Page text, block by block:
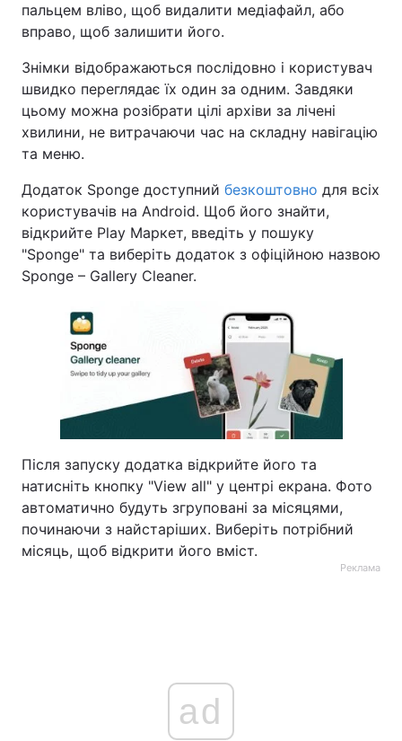
пальцем вліво, щоб видалити медіафайл, або
вправо, щоб залишити його.
Знімки відображаються послідовно і користувач
швидко переглядає їх один за одним. Завдяки
цьому можна розібрати цілі архіви за лічені
хвилини, не витрачаючи час на складну навігацію
та меню.
Додаток Sponge доступний безкоштовно для всіх
користувачів на Android. Щоб його знайти,
відкрийте Play Маркет, введіть у пошуку
"Sponge" та виберіть додаток з офіційною назвою
Sponge – Gallery Cleaner.
Після запуску додатка відкрийте його та
натисніть кнопку "View all" у центрі екрана. Фото
автоматично будуть згруповані за місяцями,
починаючи з найстаріших. Виберіть потрібний
місяць, щоб відкрити його вміст.
Реклама
ad